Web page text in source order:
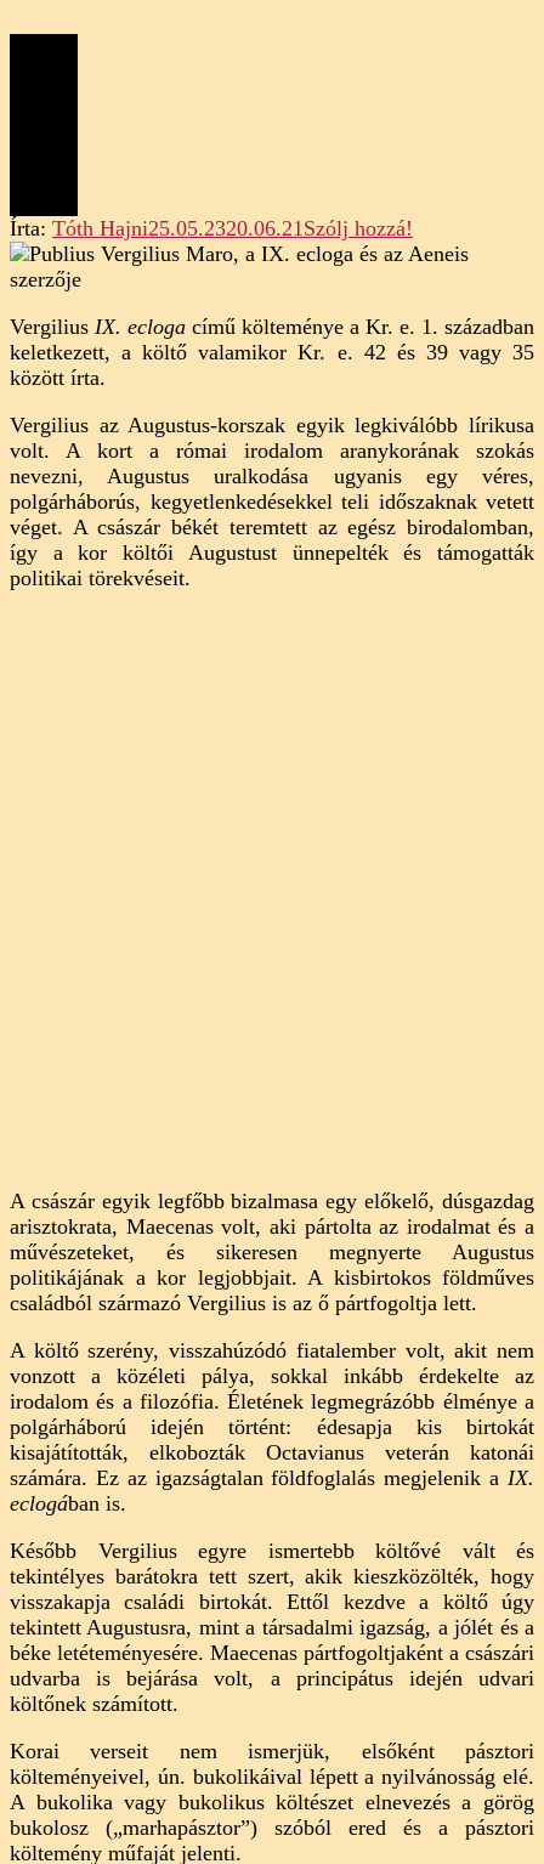
Írta: Tóth Hajni25.05.2320.06.21Szólj hozzá!
Publius
IX.
ecloga
Vergilius IX. ecloga című költeménye a Kr. e. 1. században
keletkezett, a költő valamikor Kr. e. 42 és 39 vagy 35
között írta.
Vergilius az Augustus-korszak egyik legkiválóbb lírikusa
volt. A kort a római irodalom aranykorának szokás
nevezni, Augustus uralkodása ugyanis egy véres,
polgárháborús, kegyetlenkedésekkel teli időszaknak vetett
véget. A császár békét teremtett az egész birodalomban,
így a kor költői Augustust ünnepelték és támogatták
politikai törekvéseit.
A császár egyik legfőbb bizalmasa egy előkelő, dúsgazdag
arisztokrata, Maecenas volt, aki pártolta az irodalmat és a
művészeteket, és sikeresen megnyerte Augustus
politikájának a kor legjobbjait. A kisbirtokos földműves
családból származó Vergilius is az ő pártfogoltja lett.
A költő szerény, visszahúzódó fiatalember volt, akit nem
vonzott a közéleti pálya, sokkal inkább érdekelte az
irodalom és a filozófia. Életének legmegrázóbb élménye a
polgárháború idején történt: édesapja kis birtokát
kisajátították, elkobozták Octavianus veterán katonái
számára. Ez az igazságtalan földfoglalás megjelenik a IX.
eclogában is.
Később Vergilius egyre ismertebb költővé vált és
tekintélyes barátokra tett szert, akik kieszközölték, hogy
visszakapja családi birtokát. Ettől kezdve a költő úgy
tekintett Augustusra, mint a társadalmi igazság, a jólét és a
béke letéteményesére. Maecenas pártfogoltjaként a császári
udvarba is bejárása volt, a principátus idején udvari
költőnek számított.
Korai verseit nem ismerjük, elsőként pásztori
költeményeivel, ún. bukolikáival lépett a nyilvánosság elé.
A bukolika vagy bukolikus költészet elnevezés a görög
bukolosz („marhapásztor”) szóból ered és a pásztori
költemény műfaját jelenti.